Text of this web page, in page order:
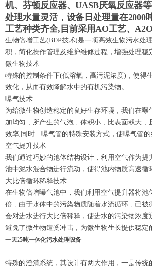
机、芬顿反应器、UASB厌氧反应器等
处理水量灵活，设备日处理量在2000
工艺种类齐全,目前采用AO工艺、
生物倍增工艺(BDP技术)是一项高效生物污水处
积，简化操作管理及维护维修过程，增强处理稳
微生物技术
特殊的控制条件下(低溶氧，高污泥浓度)，使得
效化，从而有效降解水中的有机污染物。
曝气技术
为给微生物创造稳定的良好生存环境，我们在
加均匀，所产生的气泡，体积小，比表面积大
效率;同时，曝气管的特殊安装方式，使曝气管
空气提升技术
我们通过巧妙的池体结构设计，利用空气作为
池中泥水混合物进行流动，使得池内物质高速循
大比倍循环稀释技术
在生物倍增曝气池中，我们利用空气提升器将
倍，由于水体中的污染物质随着水流循环，已
会对进水进行大比倍稀释，使进水的污染物浓
避免了微生物遭受冲击，为微生物生长提供稳定
一天25吨一体化污水处理设备
特殊的澄清系统，其设计有两大作用，一是传